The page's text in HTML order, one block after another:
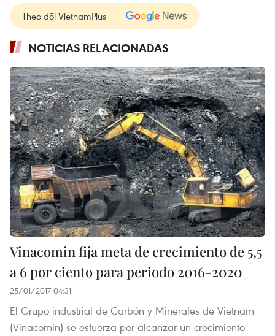
Theo dõi VietnamPlus
NOTICIAS RELACIONADAS
Vinacomin fija meta de crecimiento de 5,5
a 6 por ciento para periodo 2016-2020
25/01/2017 04:31
El Grupo industrial de Carbón y Minerales de Vietnam
(Vinacomin) se esfuerza por alcanzar un crecimiento